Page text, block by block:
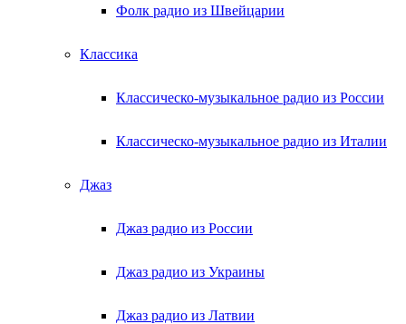
Фолк радио из Швейцарии
Классика
Классическо-музыкальное радио из России
Классическо-музыкальное радио из Италии
Джаз
Джаз радио из России
Джаз радио из Украины
Джаз радио из Латвии